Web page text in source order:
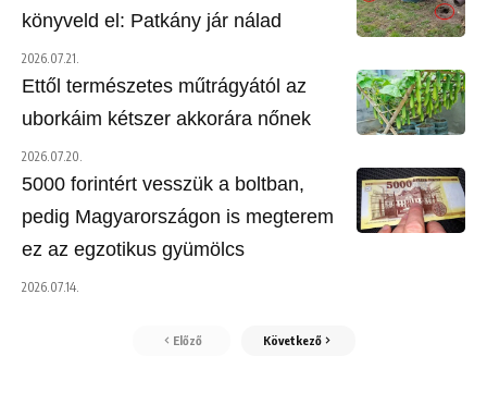
könyveld el: Patkány jár nálad
2026.07.21.
Ettől természetes műtrágyától az
uborkáim kétszer akkorára nőnek
2026.07.20.
5000 forintért vesszük a boltban,
pedig Magyarországon is megterem
ez az egzotikus gyümölcs
2026.07.14.
Előző Következő